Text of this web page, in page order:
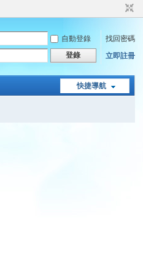
自動登錄
找回密碼
登錄 立即註冊
快捷導航